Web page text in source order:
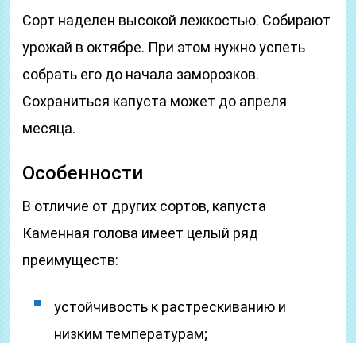
Сорт наделен высокой лежкостью. Собирают
урожай в октябре. При этом нужно успеть
собрать его до начала заморозков.
Сохраниться капуста может до апреля
месяца.
Особенности
В отличие от других сортов, капуста
Каменная голова имеет целый ряд
преимуществ:
устойчивость к растрескиванию и
низким температурам;